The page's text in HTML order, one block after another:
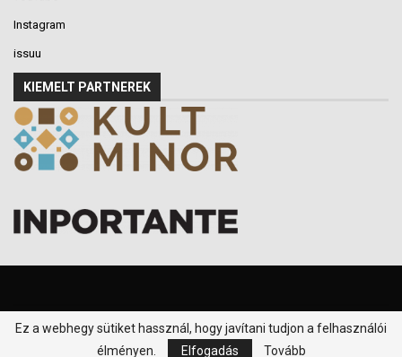
Instagram
issuu
KIEMELT PARTNEREK
© 2016-2026 - Klikk P.T. - Minden jog fenntartva.
Ez a webhegy sütiket hassznál, hogy javítani tudjon a felhasználói
élményen.
Elfogadás Tovább